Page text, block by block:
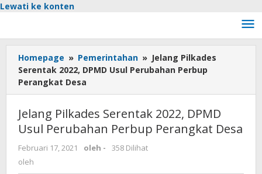
Lewati ke konten
Homepage » Pemerintahan » Jelang Pilkades
Serentak 2022, DPMD Usul Perubahan Perbup
Perangkat Desa
Jelang Pilkades Serentak 2022, DPMD
Usul Perubahan Perbup Perangkat Desa
Februari 17, 2021 oleh -
358 Dilihat
oleh